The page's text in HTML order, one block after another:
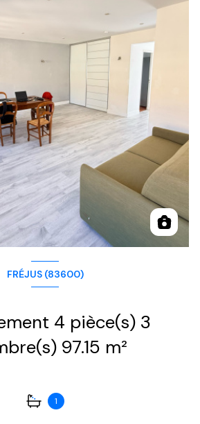
FRÉJUS (83600)
pièce(s) 3
chambre(s) 97.15 m²
1